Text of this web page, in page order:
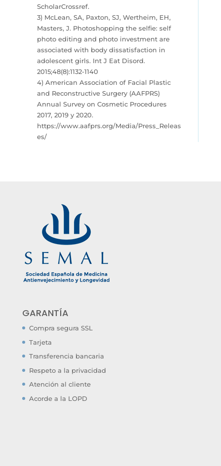
ScholarCrossref.
3) McLean, SA, Paxton, SJ, Wertheim, EH,
Masters, J. Photoshopping the selfie: self
photo editing and photo investment are
associated with body dissatisfaction in
adolescent girls. Int J Eat Disord.
2015;48(8):1132-1140
4) American Association of Facial Plastic
and Reconstructive Surgery (AAFPRS)
Annual Survey on Cosmetic Procedures
2017, 2019 y 2020.
https://www.aafprs.org/Media/Press_Releas
es/
GARANTÍA
Compra segura SSL
Tarjeta
Transferencia bancaria
Respeto a la privacidad
Atención al cliente
Acorde a la LOPD